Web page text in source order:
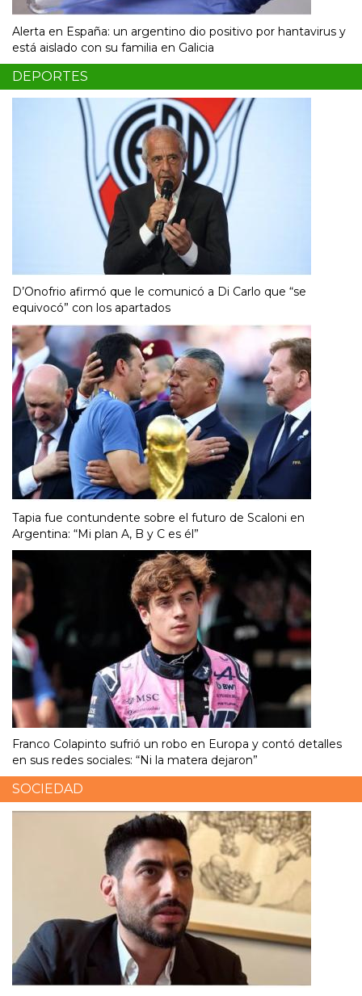
Alerta en España: un argentino dio positivo por hantavirus y
está aislado con su familia en Galicia
DEPORTES
D’Onofrio afirmó que le comunicó a Di Carlo que “se
equivocó” con los apartados
Tapia fue contundente sobre el futuro de Scaloni en
Argentina: “Mi plan A, B y C es él”
Franco Colapinto sufrió un robo en Europa y contó detalles
en sus redes sociales: “Ni la matera dejaron”
SOCIEDAD